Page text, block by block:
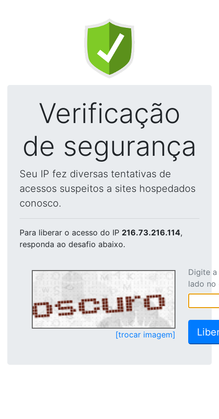
Verificação
de segurança
Seu IP fez diversas tentativas de
acessos suspeitos a sites hospedados
conosco.
Para liberar o acesso do IP 216.73.216.114,
responda ao desafio abaixo.
[trocar imagem]
Digite
lado no